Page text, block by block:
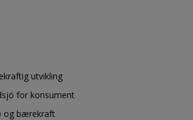
utvikling
for konsument
og bærekraft